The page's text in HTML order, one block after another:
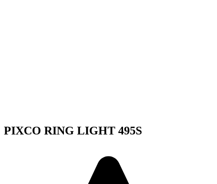
PIXCO RING LIGHT 495S